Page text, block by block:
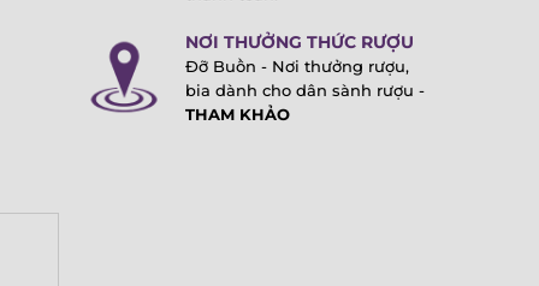
NƠI THƯỞNG THỨC RƯỢU
Đỡ Buồn - Nơi thưởng rượu,
bia dành cho dân sành rượu -
THAM KHẢO